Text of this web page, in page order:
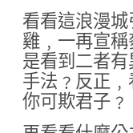
看看這浪漫
雞﹐一再宣
是看到二者
手法﹖反正
你可欺君子﹖